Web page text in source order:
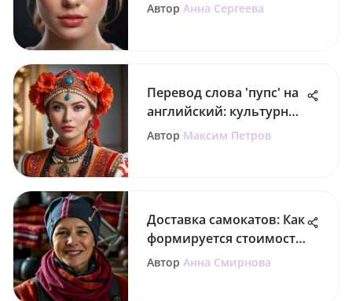
Автор Анна Сергеева
Перевод слова 'пупс' на
английский: культурные
нюансы
Автор Максим Петров
Доставка самокатов: Как
формируется стоимость
услуг
Автор Анна Смирнова